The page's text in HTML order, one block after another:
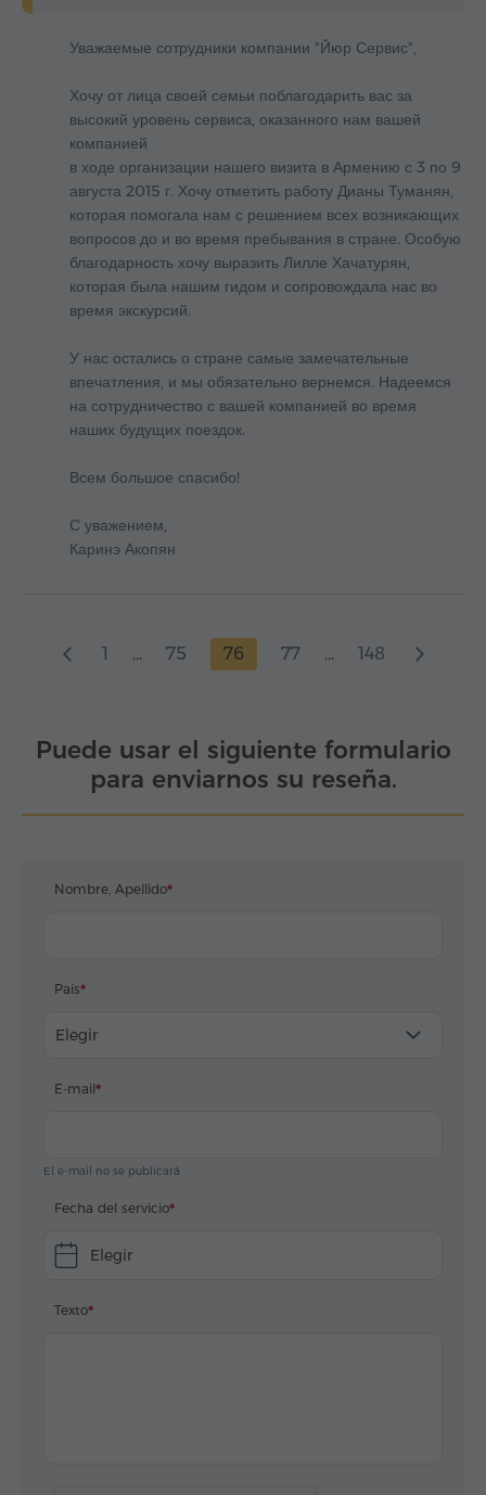
Уважаемые сотрудники компании "Йюр Сервис",
Хочу от лица своей семьи поблагодарить вас за
высокий уровень сервиса, оказанного нам вашей
компанией
в ходе организации нашего визита в Армению с 3 по 9
августа 2015 г. Хочу отметить работу Дианы Туманян,
которая помогала нам с решением всех возникающих
вопросов до и во время пребывания в стране. Особую
благодарность хочу выразить Лилле Хачатурян,
которая была нашим гидом и сопровождала нас во
время экскурсий.
У нас остались о стране самые замечательные
впечатления, и мы обязательно вернемся. Надеемся
на сотрудничество с вашей компанией во время
наших будущих поездок.
Всем большое спасибо!
С уважением,
Каринэ Акопян
1 ... 75 76 77 ... 148
Puede usar el siguiente formulario
para enviarnos su reseña.
Nombre, Apellido
País
Elegir
E-mail
El e-mail no se publicará
Fecha del servicio
Elegir
Texto